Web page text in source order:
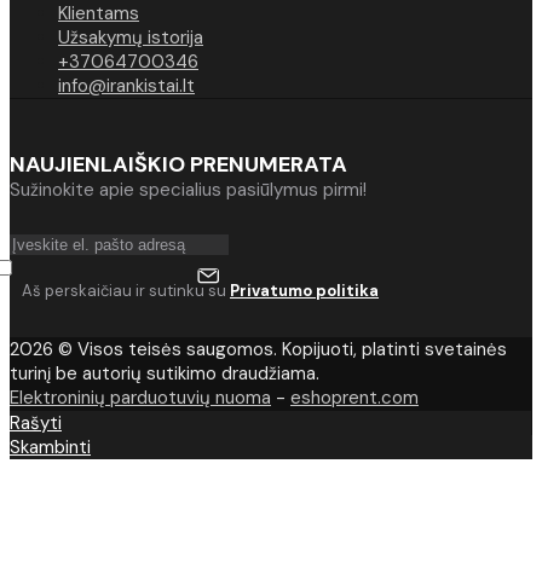
Klientams
Užsakymų istorija
+37064700346
info@irankistai.lt
NAUJIENLAIŠKIO PRENUMERATA
Sužinokite apie specialius pasiūlymus pirmi!
Aš perskaičiau ir sutinku su Privatumo politika
2026 © Visos teisės saugomos. Kopijuoti, platinti svetainės
turinį be autorių sutikimo draudžiama.
Elektroninių parduotuvių nuoma - eshoprent.com
Rašyti
Skambinti